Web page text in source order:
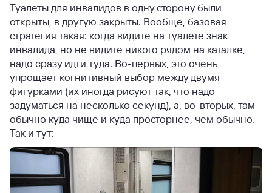
Туалеты для инвалидов в одну сторону были
открыты, в другую закрыты. Вообще, базовая
стратегия такая: когда видите на туалете знак
инвалида, но не видите никого рядом на каталке,
надо сразу идти туда. Во-первых, это очень
упрощает когнитивный выбор между двумя
фигурками (их иногда рисуют так, что надо
задуматься на несколько секунд), а, во-вторых, там
обычно куда чище и куда просторнее, чем обычно.
Так и тут: